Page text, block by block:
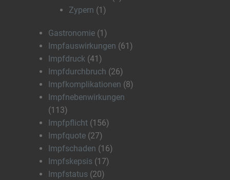
Zypern (1)
Gastronomie (1)
Impfauswirkungen (61)
Impfdruck (41)
Impfdurchbruch (26)
Impfkomplikationen (8)
Impfnebenwirkungen
(113)
Impfpflicht (156)
Impfquote (27)
Impfschaden (16)
Impfskepsis (17)
Impfstatus (20)